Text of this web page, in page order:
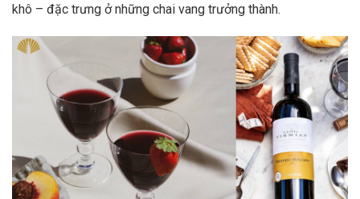
khô – đặc trưng ở những chai vang trưởng thành.